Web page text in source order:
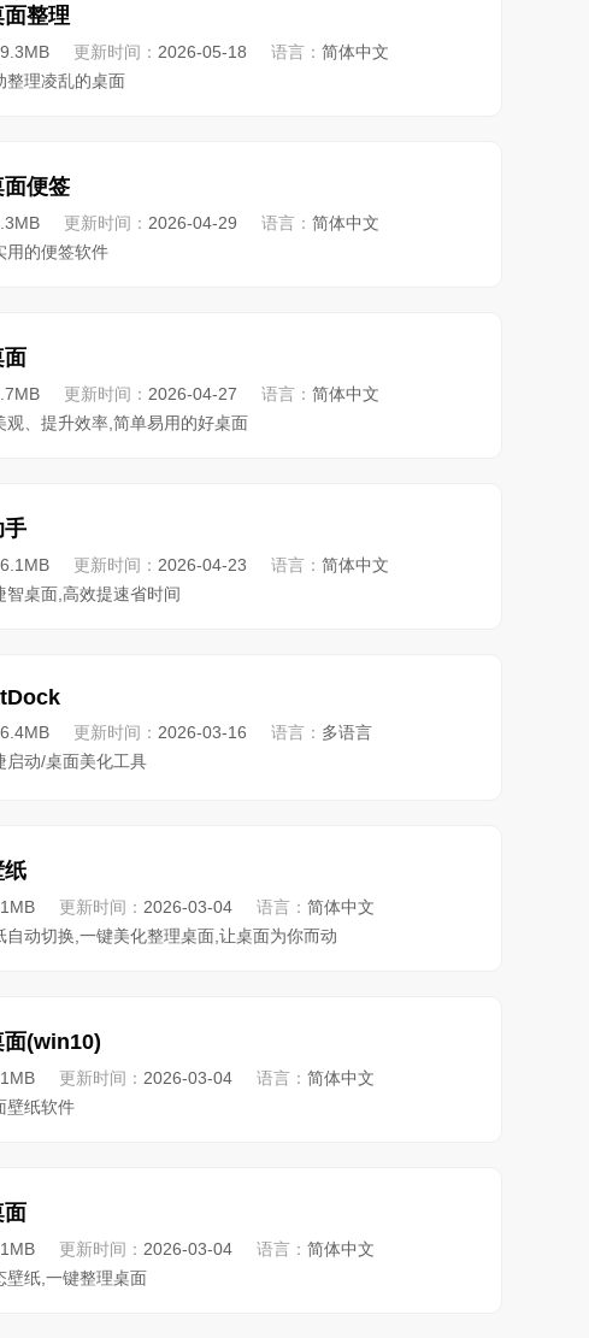
整理
更新时间： 2026-05-18 语言： 简体中文
整理凌乱的桌面
便签
更新时间： 2026-04-29 语言： 简体中文
用的便签软件
更新时间： 2026-04-27 语言： 简体中文
观、提升效率,简单易用的好桌面
手
更新时间： 2026-04-23 语言： 简体中文
智桌面,高效提速省时间
更新时间： 2026-03-16 语言： 多语言
启动/桌面美化工具
纸
更新时间： 2026-03-04 语言： 简体中文
自动切换,一键美化整理桌面,让桌面为你而动
面(win10)
更新时间： 2026-03-04 语言： 简体中文
壁纸软件
面
更新时间： 2026-03-04 语言： 简体中文
壁纸,一键整理桌面